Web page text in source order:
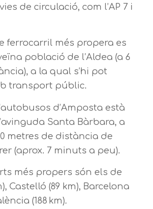
de circulació, com l’AP 7 i
ferrocarril més propera es
població de l’Aldea (a 6
a la qual s’hi pot
transport públic.
d’Amposta està
Santa Bàrbara, a
metres de distància de
(aprox. 7 minuts a peu).
més propers són els de
Castelló (89 km), Barcelona
(188 km).